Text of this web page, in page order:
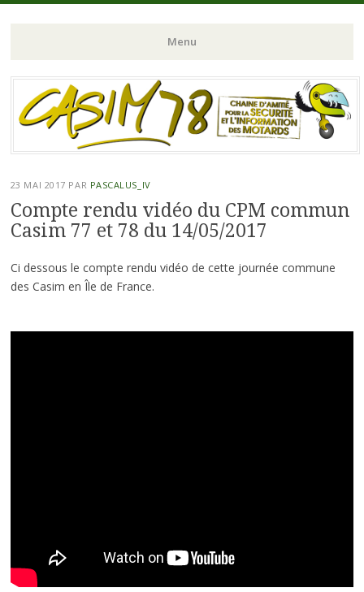
Menu
Aller
au
contenu
23 MAI 2017 PAR PASCALUS_IV
Compte rendu vidéo du CPM commun
Casim 77 et 78 du 14/05/2017
Ci dessous le compte rendu vidéo de cette journée commune
des Casim en Île de France.